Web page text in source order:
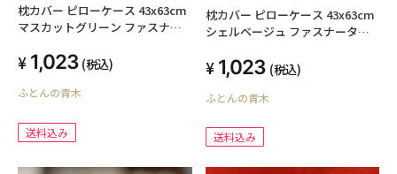
枕カバー ピローケース 43x63cm
マスカットグリーン ファスナー
ーズン 高級ブロード SWING
COLOR 標準サイズ 国産生地 洗え
る ウォッシャブル まくらかばー
メイド
1,023 (税込)
ふとんの青木
送料込み
枕カバー ピローケース 43x63cm
シェルベージュ ファスナータイ
ン 高級ブロード SWING COLOR
標準サイズ 国産生地 洗える ウォ
ッシャブル まくらかばー マクラ
1,023 (税込)
ふとんの青木
送料込み